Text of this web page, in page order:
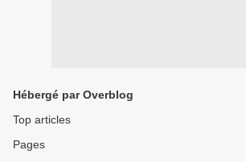
Hébergé par Overblog
Top articles
Pages